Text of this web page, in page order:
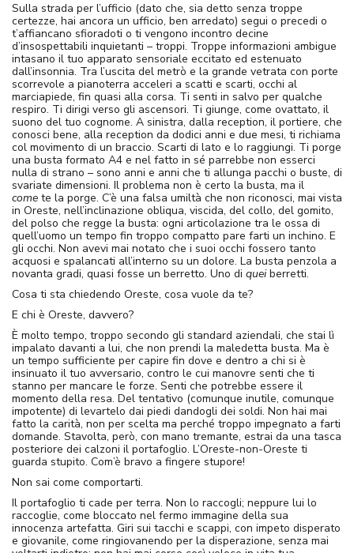
Sulla strada per l’ufficio (dato che, sia detto senza troppe
certezze, hai ancora un ufficio, ben arredato) segui o precedi o
t’affiancano sfioradoti o ti vengono incontro decine
d’insospettabili inquietanti – troppi. Troppe informazioni ambigue
intasano il tuo apparato sensoriale eccitato ed estenuato
dall’insonnia. Tra l’uscita del metrò e la grande vetrata con porte
scorrevole a pianoterra acceleri a scatti e scarti, occhi al
marciapiede, fin quasi alla corsa. Ti senti in salvo per qualche
respiro. Ti dirigi verso gli ascensori. Ti giunge, come ovattato, il
suono del tuo cognome. A sinistra, dalla reception, il portiere, che
conosci bene, alla reception da dodici anni e due mesi, ti richiama
col movimento di un braccio. Scarti di lato e lo raggiungi. Ti porge
una busta formato A4 e nel fatto in sé parrebbe non esserci
nulla di strano – sono anni e anni che ti allunga pacchi o buste, di
svariate dimensioni. Il problema non è certo la busta, ma il
come te la porge. C’è una falsa umiltà che non riconosci, mai vista
in Oreste, nell’inclinazione obliqua, viscida, del collo, del gomito,
del polso che regge la busta: ogni articolazione tra le ossa di
quell’uomo un tempo fin troppo compatto pare farti un inchino. E
gli occhi. Non avevi mai notato che i suoi occhi fossero tanto
acquosi e spalancati all’interno su un dolore. La busta penzola a
novanta gradi, quasi fosse un berretto. Uno di queiberretti.
Cosa ti sta chiedendo Oreste, cosa vuole da te?
E chi è Oreste, davvero?
È molto tempo, troppo secondo gli standard aziendali, che stai lì
impalato davanti a lui, che non prendi la maledetta busta. Ma è
un tempo sufficiente per capire fin dove e dentro a chi si è
insinuato il tuo avversario, contro le cui manovre senti che ti
stanno per mancare le forze. Senti che potrebbe essere il
momento della resa. Del tentativo (comunque inutile, comunque
impotente) di levartelo dai piedi dandogli dei soldi. Non hai mai
fatto la carità, non per scelta ma perché troppo impegnato a farti
domande. Stavolta, però, con mano tremante, estrai da una tasca
posteriore dei calzoni il portafoglio. L’Oreste-non-Oreste ti
guarda stupito. Com’è bravo a fingere stupore!
Non sai come comportarti.
Il portafoglio ti cade per terra. Non lo raccogli; neppure lui lo
raccoglie, come bloccato nel fermo immagine della sua
innocenza artefatta. Giri sui tacchi e scappi, con impeto disperato
e giovanile, come ringiovanendo per la disperazione, senza mai